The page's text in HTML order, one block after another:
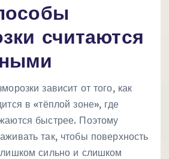
считаются
зависит от того, как
в «тёплой зоне», где
быстрее. Поэтому
так, чтобы поверхность
сильно и слишком